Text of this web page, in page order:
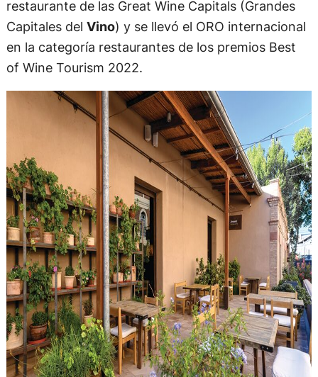
restaurante de las Great Wine Capitals (Grandes
Capitales del Vino) y se llevó el ORO internacional
en la categoría restaurantes de los premios Best
of Wine Tourism 2022.